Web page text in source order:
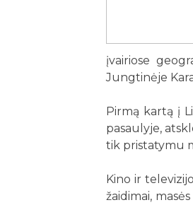
įvairiose
Jungtinėje
Pirmą kartą į
pasaulyje,
tik pristatymu
Kino ir
žaidimai,